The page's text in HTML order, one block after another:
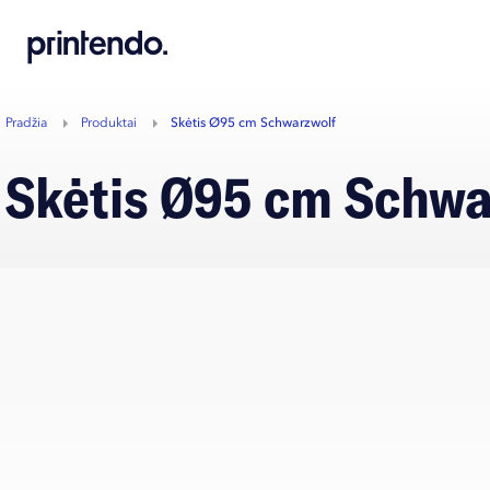
A
Pradžia Produktai Skėtis Ø95 cm Schwarzwolf
Skėtis Ø95 cm